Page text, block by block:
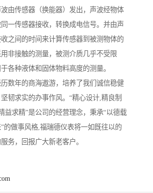
由传感器（换能器）发出，声波经物体
一传感器接收，转换成电信号。并由声
之间的时间来计算传感器到被测物体的
非接触的测量，被测介质几乎不受限
各种液体和固体物料高度的测量。
数年的商海遨游，培养了我们诚信稳健
韧求实的办事作风。“精心设计,精良制
益求精”是公司的经营理念，秉承“以德载
的做事风格,福瑞德仪表将一如既往以的
务，回报广大新老客户。